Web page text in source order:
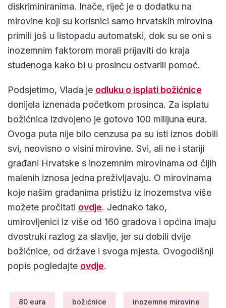
diskriminiranima. Inače, riječ je o dodatku na
mirovine koji su korisnici samo hrvatskih mirovina
primili još u listopadu automatski, dok su se oni s
inozemnim faktorom morali prijaviti do kraja
studenoga kako bi u prosincu ostvarili pomoć.
Podsjetimo, Vlada je odluku o isplati božićnice
donijela iznenada početkom prosinca. Za isplatu
božićnica izdvojeno je gotovo 100 milijuna eura.
Ovoga puta nije bilo cenzusa pa su isti iznos dobili
svi, neovisno o visini mirovine. Svi, ali ne i stariji
građani Hrvatske s inozemnim mirovinama od čijih
malenih iznosa jedna preživljavaju. O mirovinama
koje našim građanima pristižu iz inozemstva više
možete pročitati ovdje. Jednako tako,
umirovljenici iz više od 160 gradova i općina imaju
dvostruki razlog za slavlje, jer su dobili dvije
božićnice, od države i svoga mjesta. Ovogodišnji
popis pogledajte ovdje.
80 eura božićnice inozemne mirovine